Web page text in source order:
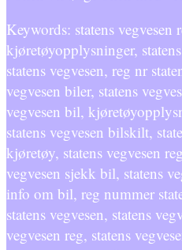
Keywords: statens vegvesen
kjøretøyopplysninger,
statens vegvesen, reg nr
vegvesen biler, statens
vegvesen bil,
statens vegvesen bilskilt,
kjøretøy, statens vegvesen
vegvesen sjekk bil, statens
info om bil, reg nummer
statens vegvesen, statens
vegvesen reg, statens